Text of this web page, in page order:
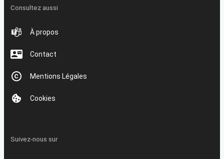
Consultez aussi
À propos
Contact
Mentions Légales
Cookies
Suivez-nous sur